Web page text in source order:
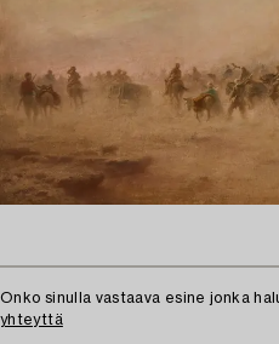
Onko sinulla vastaava esine jonka
yhteyttä